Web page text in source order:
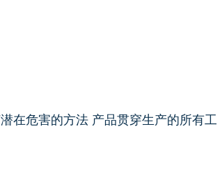
在危害的方法 产品贯穿生产的所有工